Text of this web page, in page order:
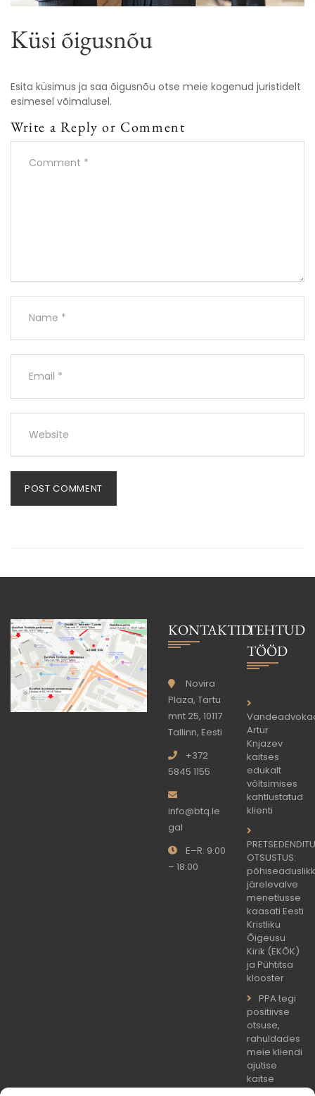
Küsi õigusnõu
Esita küsimus ja saa õigusnõu otse meie kogenud juristidelt
esimesel võimalusel.
Write a Reply or Comment
KONTAKTID
Novira
Plaza, Tartu
mnt 25, 10117
Tallinn, Eesti
+372
5845 1155
info@btq.le
gal
E–R: 9:00
– 18:00
TEHTUD
TÖÖD
Artur
Knjazev
kaitses
edukalt
võltsimises
kahtlustatud
klienti
PRETSEDENDITU
OTSUSTUS:
järelevalve
menetlusse
kaasati Eesti
Kristliku
Õigeusu
Kirik (EKÕK)
ja Pühtitsa
klooster
PPA tegi
positiivse
otsuse,
rahuldades
meie kliendi
ajutise
kaitse